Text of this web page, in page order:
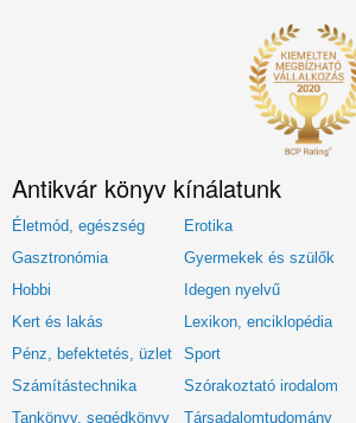
Antikvár könyv kínálatunk
Életmód, egészség Erotika
Gasztronómia
Gyermekek és szülők
Hobbi
Idegen nyelvű
Kert és lakás
Lexikon, enciklopédia
Pénz, befektetés, üzlet
Sport
Számítástechnika
Szórakoztató irodalom
Tankönyv, segédkönyv
Társadalomtudomány